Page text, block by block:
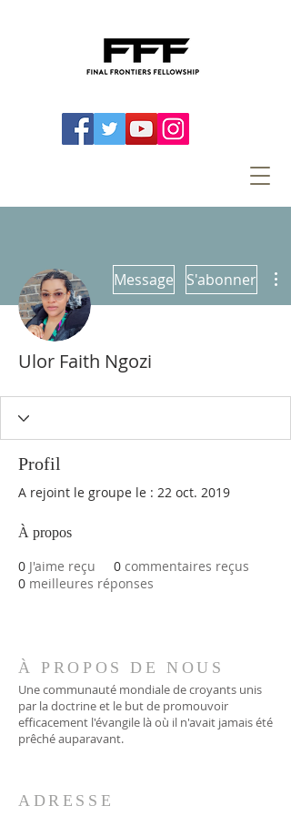
Message S'abonner
Ulor Faith Ngozi
Profil
A rejoint le groupe le : 22 oct. 2019
À propos
0 J'aime reçu 0 commentaires reçus
0 meilleures réponses
À PROPOS DE NOUS
Une communauté mondiale de croyants unis
par la doctrine et le but de promouvoir
efficacement l'évangile là où il n'avait jamais été
prêché auparavant.
ADRESSE